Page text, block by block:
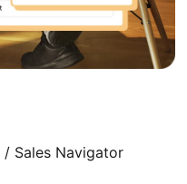
/ Sales Navigator